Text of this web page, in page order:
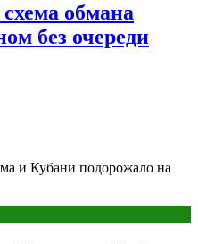
обмана
без очереди
и Кубани подорожало на